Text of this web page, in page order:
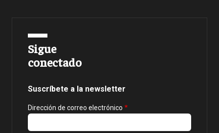
Sigue
conectado
Suscríbete a la newsletter
Dirección de correo electrónico